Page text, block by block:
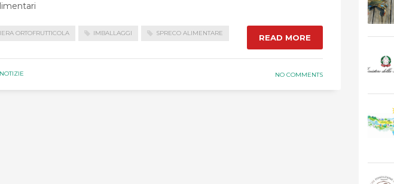
ORTOFRUTTICOLA IMBALLAGGI SPRECO ALIMENTARE READ MORE
NOTIZIE NO COMMENTS